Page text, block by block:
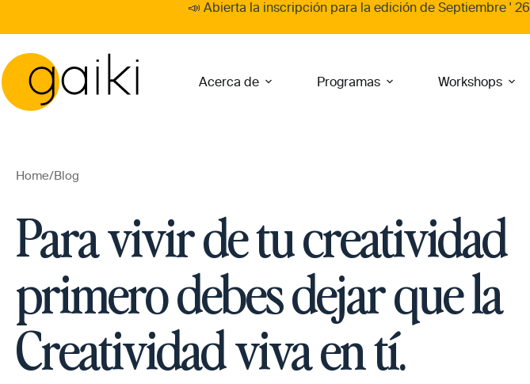
content
📣 Abierta la inscripción para la edición de Septiembre ' 26
Acerca de Programas Workshops
Home/Blog
Para vivir de tu creatividad
primero debes dejar que la
Creatividad viva en tí.